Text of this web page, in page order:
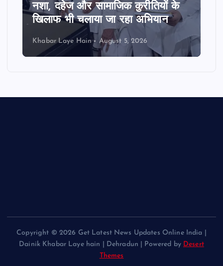
नशा, दहेज और सामाजिक कुरीतियों के
खिलाफ भी चलाया जा रहा अभियान
Khabar Laye Hain August 5, 2026
Copyright © 2026 Get Latest News Updates Online India |
Dainik Khabar Laye hain | Dehradun | Powered by Desert
Themes